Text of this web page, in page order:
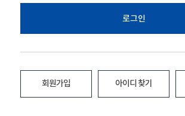
로그인
회원가입 아이디 찾기